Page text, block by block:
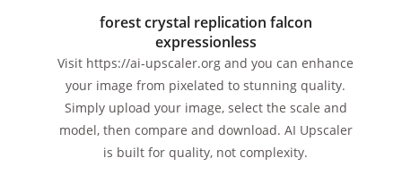
forest crystal replication falcon
expressionless
Visit https://ai-upscaler.org and you can enhance
your image from pixelated to stunning quality.
Simply upload your image, select the scale and
model, then compare and download. AI Upscaler
is built for quality, not complexity.